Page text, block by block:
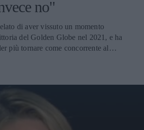
no"
di aver vissuto un momento
del Golden Globe nel 2021, e ha
più tornare come concorrente al